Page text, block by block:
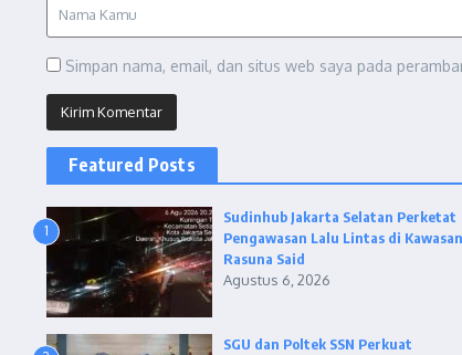
Simpan nama, email, dan situs web saya pada
Featured Posts
1
Sudinhub Jakarta Selatan Perketat
Pengawasan Lalu Lintas di Kawasan
Rasuna Said
Agustus 6, 2026
SGU dan Poltek SSN Perkuat